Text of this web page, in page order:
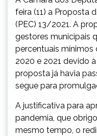
feira (11) a Proposta
(PEC) 13/2021. A
gestores municipais
percentuais
2020 e 2021 devido
proposta já havia
segue para
A justificativa para
pandemia, que
mesmo tempo, o